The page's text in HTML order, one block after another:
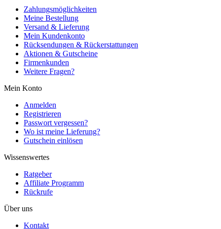
Zahlungsmöglichkeiten
Meine Bestellung
Versand & Lieferung
Mein Kundenkonto
Rücksendungen & Rückerstattungen
Aktionen & Gutscheine
Firmenkunden
Weitere Fragen?
Mein Konto
Anmelden
Registrieren
Passwort vergessen?
Wo ist meine Lieferung?
Gutschein einlösen
Wissenswertes
Ratgeber
Affiliate Programm
Rückrufe
Über uns
Kontakt